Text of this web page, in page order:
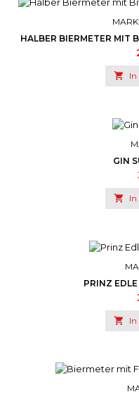
HALBER BIERMETER MIT
 In
GIN
 In
PRINZ
 In